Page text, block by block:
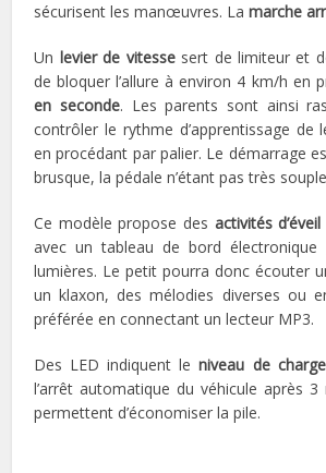
sécurisent les manœuvres. Lamarche
Un levier de vitessesert de limiteur et
de bloquer l’allure à environ 4 km/h en
en seconde. Les parents sont ainsi
contrôler le rythme d’apprentissage de
en procédant par palier. Le démarrage
brusque, la pédale n’étant pas très
Ce modèle propose des activités
avec un tableau de bord
lumières. Le petit pourra donc écouter
un klaxon, des mélodies diverses ou
préférée en connectant un lecteur MP3.
Des LED indiquent leniveau de
l’arrêt automatique du véhicule après
permettent d’économiser la pile.